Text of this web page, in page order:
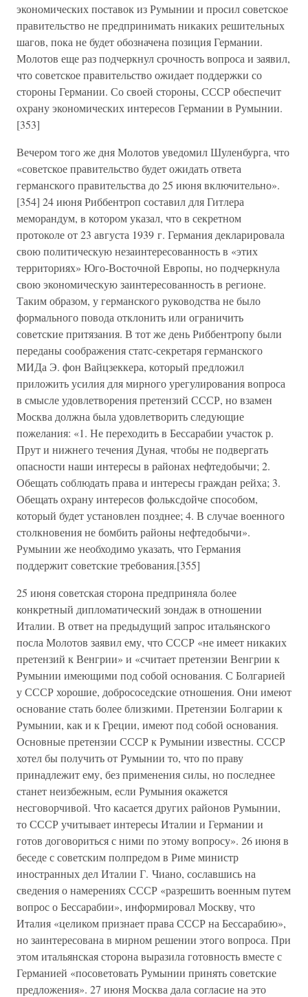
экономических поставок из Румынии и просил советское
правительство не предпринимать никаких решительных
шагов, пока не будет обозначена позиция Германии.
Молотов еще раз подчеркнул срочность вопроса и заявил,
что советское правительство ожидает поддержки со
стороны Германии. Со своей стороны, СССР обеспечит
охрану экономических интересов Германии в Румынии.
[353]
Вечером того же дня Молотов уведомил Шуленбурга, что
«советское правительство будет ожидать ответа
германского правительства до 25 июня включительно».
[354] 24 июня Риббентроп составил для Гитлера
меморандум, в котором указал, что в секретном
протоколе от 23 августа 1939 г. Германия декларировала
свою политическую незаинтересованность в «этих
территориях» Юго-Восточной Европы, но подчеркнула
свою экономическую заинтересованность в регионе.
Таким образом, у германского руководства не было
формального повода отклонить или ограничить
советские притязания. В тот же день Риббентропу были
переданы соображения статс-секретаря германского
МИДа Э. фон Вайцзеккера, который предложил
приложить усилия для мирного урегулирования вопроса
в смысле удовлетворения претензий СССР, но взамен
Москва должна была удовлетворить следующие
пожелания: «1. Не переходить в Бессарабии участок р.
Прут и нижнего течения Дуная, чтобы не подвергать
опасности наши интересы в районах нефтедобычи; 2.
Обещать соблюдать права и интересы граждан рейха; 3.
Обещать охрану интересов фольксдойче способом,
который будет установлен позднее; 4. В случае военного
столкновения не бомбить районы нефтедобычи».
Румынии же необходимо указать, что Германия
поддержит советские требования.[355]
25 июня советская сторона предприняла более
конкретный дипломатический зондаж в отношении
Италии. В ответ на предыдущий запрос итальянского
посла Молотов заявил ему, что СССР «не имеет никаких
претензий к Венгрии» и «считает претензии Венгрии к
Румынии имеющими под собой основания. С Болгарией
у СССР хорошие, добрососедские отношения. Они имеют
основание стать более близкими. Претензии Болгарии к
Румынии, как и к Греции, имеют под собой основания.
Основные претензии СССР к Румынии известны. СССР
хотел бы получить от Румынии то, что по праву
принадлежит ему, без применения силы, но последнее
станет неизбежным, если Румыния окажется
несговорчивой. Что касается других районов Румынии,
то СССР учитывает интересы Италии и Германии и
готов договориться с ними по этому вопросу». 26 июня в
беседе с советским полпредом в Риме министр
иностранных дел Италии Г. Чиано, сославшись на
сведения о намерениях СССР «разрешить военным путем
вопрос о Бессарабии», информировал Москву, что
Италия «целиком признает права СССР на Бессарабию»,
но заинтересована в мирном решении этого вопроса. При
этом итальянская сторона выразила готовность вместе с
Германией «посоветовать Румынии принять советские
предложения». 27 июня Москва дала согласие на это